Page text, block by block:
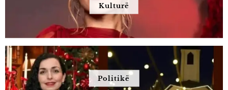
Kulturë
Politikë